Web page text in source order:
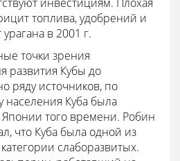
топлива, удобрений и
в 2001 г.
точки зрения
развития Кубы до
ряду источников, по
Куба была
того времени. Робин
что Куба была одной из
слаборазвитых.